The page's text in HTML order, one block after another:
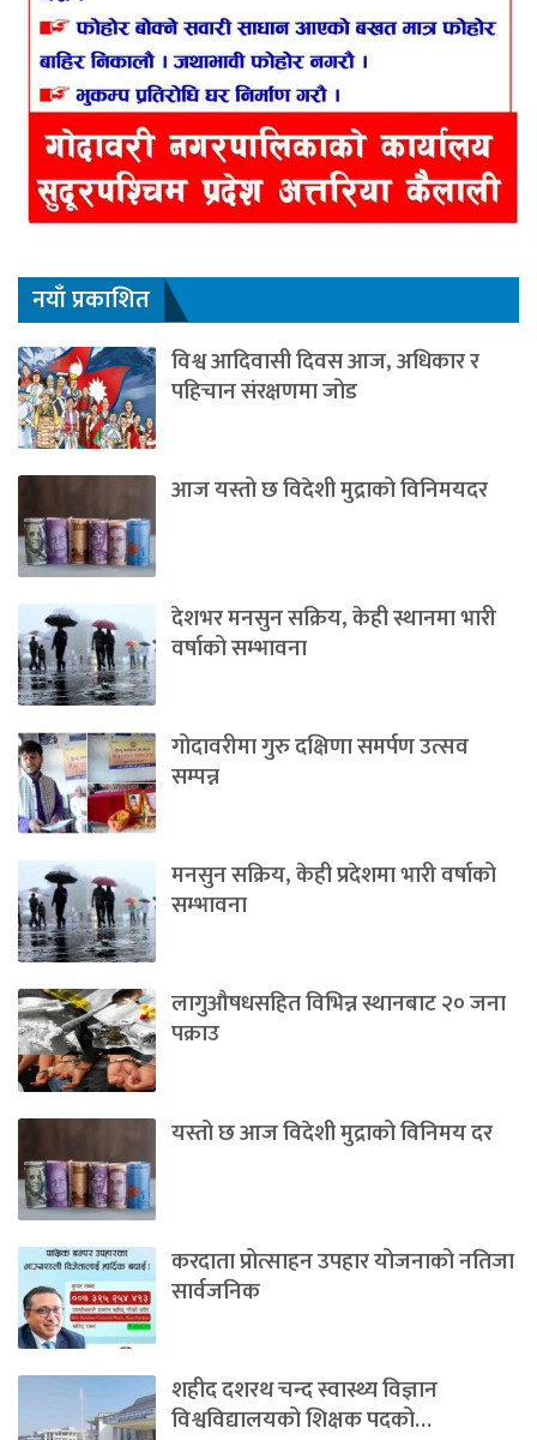
नयाँ प्रकाशित
विश्व आदिवासी दिवस आज, अधिकार र
पहिचान संरक्षणमा जोड
आज यस्तो छ विदेशी मुद्राको विनिमयदर
देशभर मनसुन सक्रिय, केही स्थानमा भारी
वर्षाको सम्भावना
गोदावरीमा गुरु दक्षिणा समर्पण उत्सव
सम्पन्न
मनसुन सक्रिय, केही प्रदेशमा भारी वर्षाको
सम्भावना
लागुऔषधसहित विभिन्न स्थानबाट २० जना
पक्राउ
यस्तो छ आज विदेशी मुद्राको विनिमय दर
करदाता प्रोत्साहन उपहार योजनाको नतिजा
सार्वजनिक
शहीद दशरथ चन्द स्वास्थ्य विज्ञान
विश्वविद्यालयको शिक्षक पदको…